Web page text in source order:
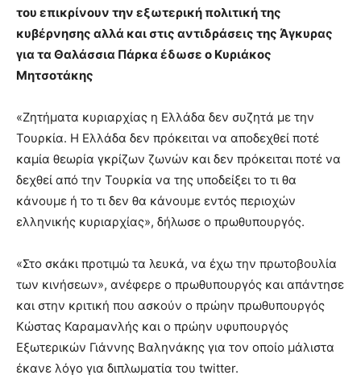
του επικρίνουν την εξωτερική πολιτική της
κυβέρνησης αλλά και στις αντιδράσεις της Άγκυρας
για τα Θαλάσσια Πάρκα έδωσε ο Κυριάκος
Μητσοτάκης
«Ζητήματα κυριαρχίας η Ελλάδα δεν συζητά με την
Τουρκία. Η Ελλάδα δεν πρόκειται να αποδεχθεί ποτέ
καμία θεωρία γκρίζων ζωνών και δεν πρόκειται ποτέ να
δεχθεί από την Τουρκία να της υποδείξει το τι θα
κάνουμε ή το τι δεν θα κάνουμε εντός περιοχών
ελληνικής κυριαρχίας», δήλωσε ο πρωθυπουργός.
«Στο σκάκι προτιμώ τα λευκά, να έχω την πρωτοβουλία
των κινήσεων», ανέφερε ο πρωθυπουργός και απάντησε
και στην κριτική που ασκούν ο πρώην πρωθυπουργός
Κώστας Καραμανλής και ο πρώην υφυπουργός
Εξωτερικών Γιάννης Βαληνάκης για τον οποίο μάλιστα
έκανε λόγο για διπλωματία του twitter.